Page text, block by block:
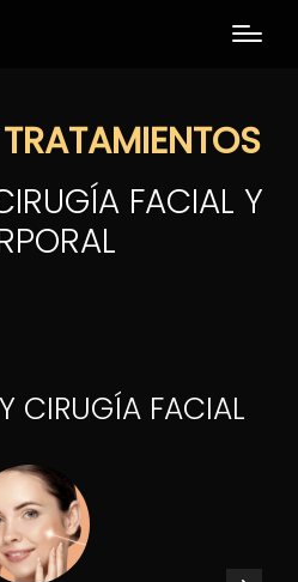
FACIAL Y
CIRUGÍA FACIAL